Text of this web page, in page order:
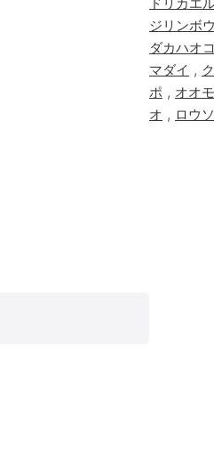
ジリンボウ
ダカハオ
マダイ ,
ポ , オオ
オ , ロウ